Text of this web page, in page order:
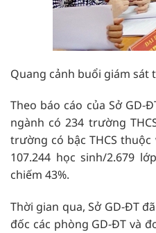
Quang cảnh buổi giám sát
Theo báo cáo của Sở GD-
ngành có 234 trường
trường có bậc THCS
107.244 học sinh/2.679
chiếm 43%.
Thời gian qua, Sở GD-ĐT
đốc các phòng GD-ĐT và